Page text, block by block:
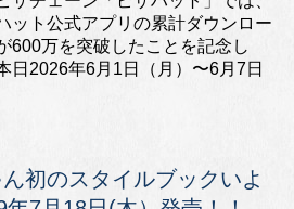
ット公式アプリの累計ダウンロー
600万を突破したことを記念し
日2026年6月1日（月）〜6月7日
初のスタイルブックいよ